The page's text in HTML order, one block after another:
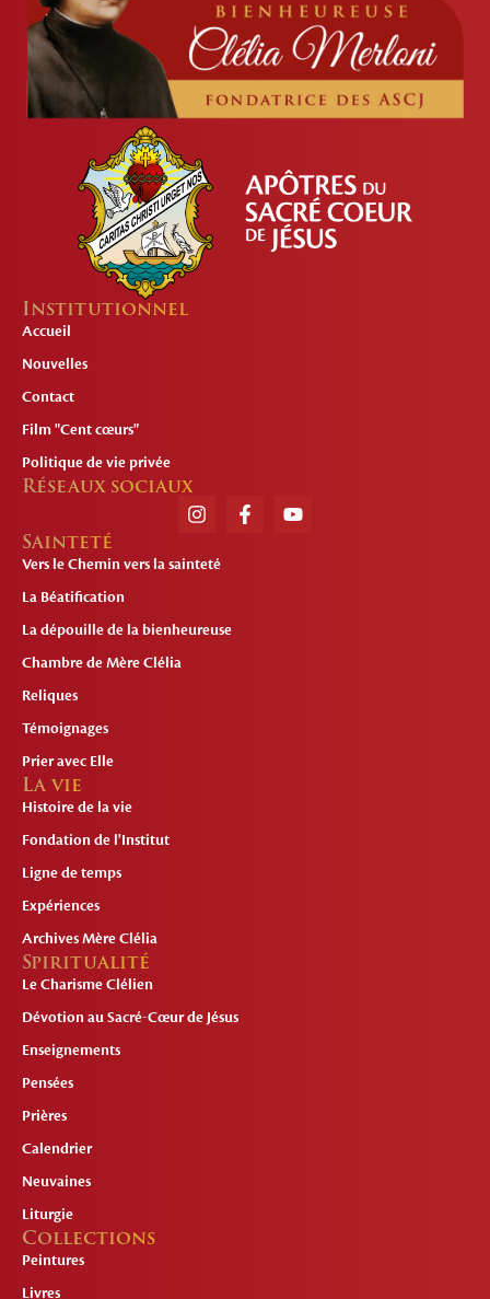
Institutionnel
Accueil
Nouvelles
Contact
Film "Cent cœurs"
Politique de vie privée
Réseaux sociaux
Sainteté
Vers le Chemin vers la sainteté
La Béatification
La dépouille de la bienheureuse
Chambre de Mère Clélia
Reliques
Témoignages
Prier avec Elle
La vie
Histoire de la vie
Fondation de l'Institut
Ligne de temps
Expériences
Archives Mère Clélia
Spiritualité
Le Charisme Clélien
Dévotion au Sacré-Cœur de Jésus
Enseignements
Pensées
Prières
Calendrier
Neuvaines
Liturgie
Collections
Peintures
Livres